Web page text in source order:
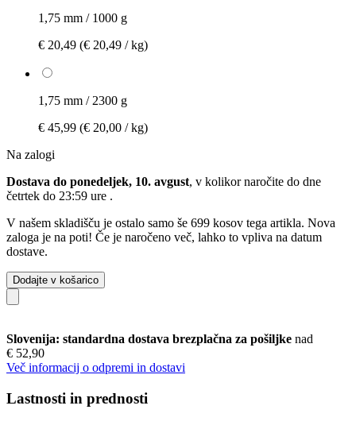
1,75 mm / 1000 g
€ 20,49 (€ 20,49 / kg)
1,75 mm / 2300 g
€ 45,99 (€ 20,00 / kg)
Na zalogi
Dostava do ponedeljek, 10. avgust, v kolikor naročite do dne
četrtek do 23:59 ure .
V našem skladišču je ostalo samo še 699 kosov tega artikla. Nova
zaloga je na poti! Če je naročeno več, lahko to vpliva na datum
dostave.
Dodajte v košarico
Slovenija: standardna dostava brezplačna za pošiljke nad
€ 52,90
Več informacij o odpremi in dostavi
Lastnosti in prednosti